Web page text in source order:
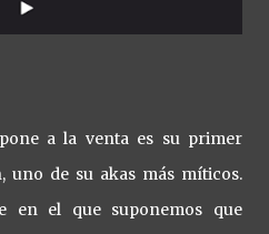
a la venta es su primer
uno de su akas más míticos.
en el que suponemos que